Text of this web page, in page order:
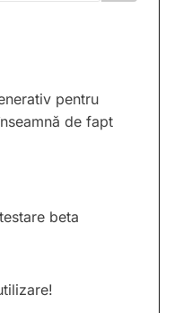
pentru
de fapt
beta